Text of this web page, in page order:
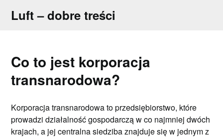
Luft – dobre treści
Co to jest korporacja
transnarodowa?
Korporacja transnarodowa to przedsiębiorstwo, które
prowadzi działalność gospodarczą w co najmniej dwóch
krajach, a jej centralna siedziba znajduje się w jednym z